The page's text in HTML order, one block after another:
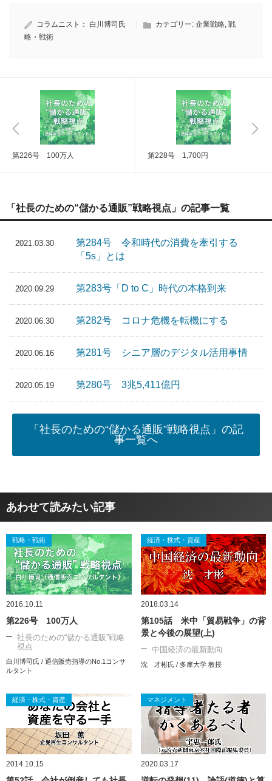
コラムニスト： 白川博司氏 カテゴリー: 企業戦略, 戦
略・戦術
第226号 100万人 第228号 1,700円
「社長のための“儲かる通販”戦略視点」の記事一覧
2021.03.30
第284号 令和時代の消費を牽引する
「5s」とは
2020.09.29 第283号「D to C」時代の本格到来
2020.06.30 第282号 コロナ危機を転機にする
2020.06.16 第281号 シニア層のデジタル活用事情
2020.05.19 第280号 3兆5,411億円
「社長のための“儲かる通販”戦略視点」の記
事一覧へ
あわせて読みたい記事
戦略・戦術
2016.10.11
第226号 100万人
社長のための“儲かる通販”戦略
視点
白川博司氏 / 通信販売指導のNo.1コンサ
ルタント
経済・株式・資産
2018.03.14
第105話 米中「貿易戦争」の背
景と今後の展望(上)
中国経済の最新動向
沈 才彬氏 / 多摩大学 教授
経済・株式・資産
2014.10.15
マネジメント
2020.03.17